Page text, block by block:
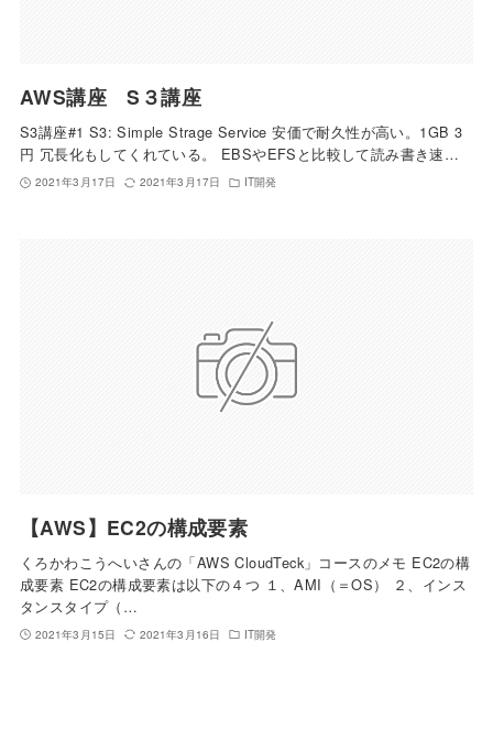
AWS講座 S３講座
S3講座#1 S3: Simple Strage Service 安価で耐久性が高い。1GB 3
円 冗長化もしてくれている。 EBSやEFSと比較して読み書き速…
2021年3月17日 2021年3月17日 IT開発
【AWS】EC2の構成要素
くろかわこうへいさんの「AWS CloudTeck」コースのメモ EC2の構
成要素 EC2の構成要素は以下の４つ １、AMI（＝OS） ２、インス
タンスタイプ（…
2021年3月15日 2021年3月16日 IT開発